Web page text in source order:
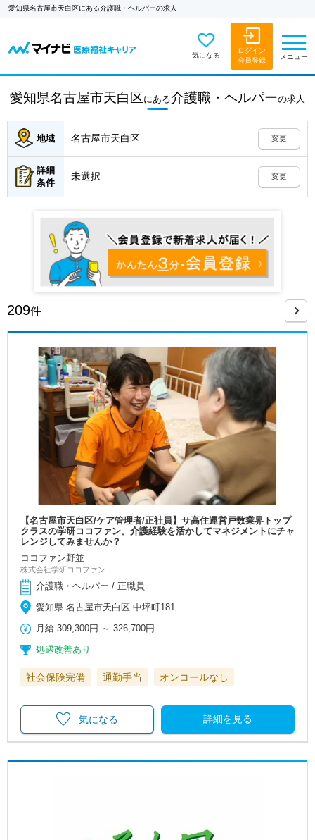
愛知県名古屋市天白区にある介護職・ヘルパーの求人
気になる
ログイン
会員登録
メニュー
愛知県名古屋市天白区にある介護職・ヘルパーの求人
地域 名古屋市天白区 変更
詳細
条件
未選択 変更
209件
【名古屋市天白区/ケア管理者/正社員】サ高住運営戸数業界トップ
クラスの学研ココファン。介護経験を活かしてマネジメントにチャ
レンジしてみませんか？
ココファン野並
株式会社学研ココファン
介護職・ヘルパー / 正職員
愛知県 名古屋市天白区 中坪町181
月給 309,300円 ～326,700円
処遇改善あり
社会保険完備 通勤手当 オンコールなし
詳細を見る
気になる